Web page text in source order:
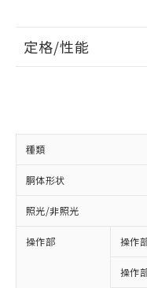
定格/性能
種類
胴体形状
照光/非照光
操作部 操作
操作